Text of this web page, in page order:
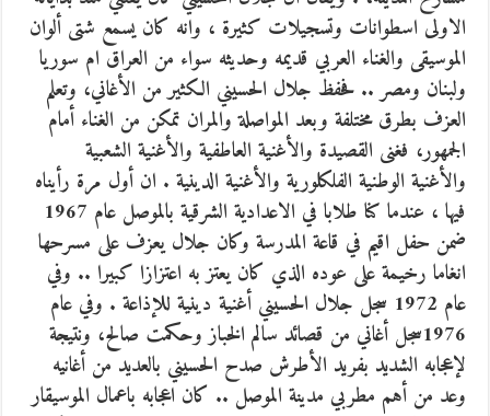
الاولى اسطوانات وتسجيلات كثيرة ، وانه كان يسمع شتى ألوان
الموسيقى والغناء العربي قديمه وحديثه سواء من العراق ام سوريا
ولبنان ومصر .. فحفظ جلال الحسيني الكثير من الأغاني، وتعلم
العزف بطرق مختلفة وبعد المواصلة والمران تمكن من الغناء أمام
الجمهور، فغنى القصيدة والأغنية العاطفية والأغنية الشعبية
والأغنية الوطنية الفلكلورية والأغنية الدينية . ان أول مرة رأيناه
فيها ، عندما كنا طلابا في الاعدادية الشرقية بالموصل عام 1967
ضمن حفل اقيم في قاعة المدرسة وكان جلال يعزف على مسرحها
انغاما رخيمة على عوده الذي كان يعتز به اعتزازا كبيرا .. وفي
عام 1972 سجل جلال الحسيني أغنية دينية للإذاعة . وفي عام
1976سجل أغاني من قصائد سالم الخباز وحكمت صالح، ونتيجة
لإعجابه الشديد بفريد الأطرش صدح الحسيني بالعديد من أغانيه
وعد من أهم مطربي مدينة الموصل .. كان اعجابه باعمال الموسيقار